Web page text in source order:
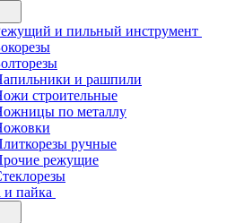
и пильный инструмент
и рашпили
строительные
по металлу
ручные
режущие
и пайка